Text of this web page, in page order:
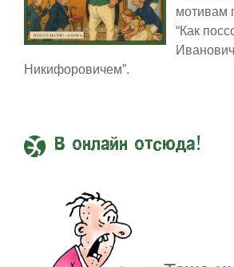
мотивам
“Как
Никифоровичем”.
В онлайн отсюда!